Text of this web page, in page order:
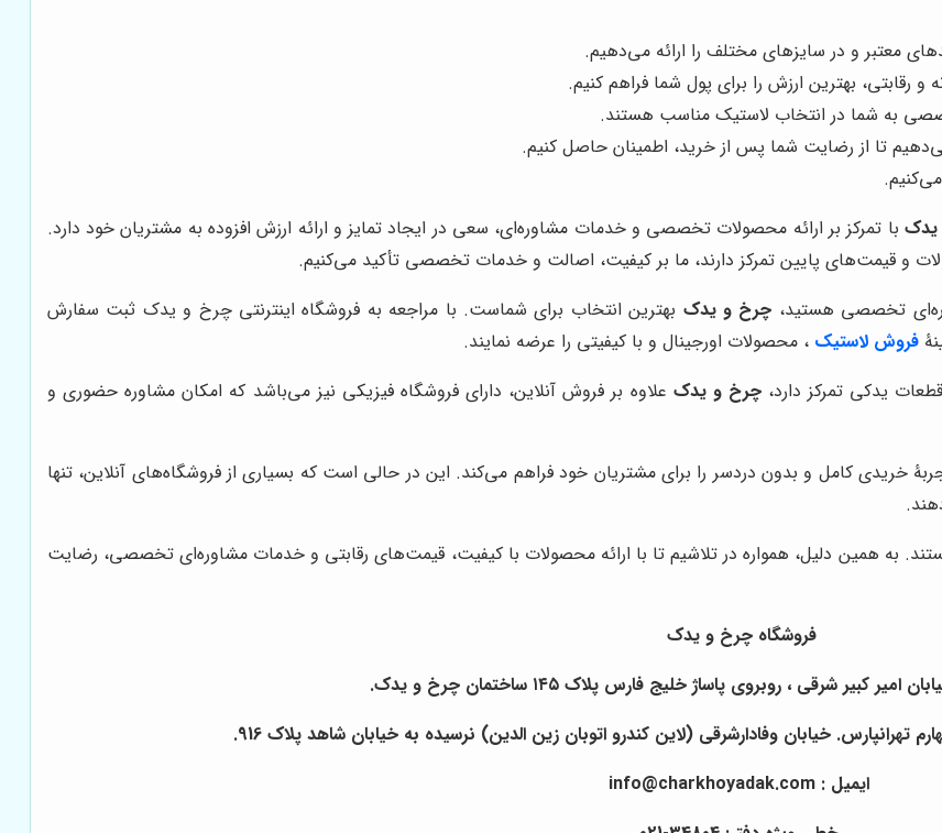
معتبر و در سایزهای مختلف را ارائه می‌دهیم.
رقابتی، بهترین ارزش را برای پول شما فراهم کنیم.
به شما در انتخاب لاستیک مناسب هستند.
تا از رضایت شما پس از خرید، اطمینان حاصل کنیم.
با تمرکز بر ارائه محصولات تخصصی و خدمات مشاوره‌ای، سعی در ایجاد تمایز و ارائه ارزش افزوده به مشتریان خود دارد.
و قیمت‌های پایین تمرکز دارند، ما بر کیفیت، اصالت و خدمات تخصصی تأکید می‌کنیم.
تخصصی هستید، چرخ و یدک بهترین انتخاب برای شماست. با مراجعه به فروشگاه اینترنتی چرخ و یدک ثبت سفارش
فروش لاستیک ، محصولات اورجینال و با کیفیتی را عرضه نمایند.
یدکی تمرکز دارد،چرخ و یدک علاوه بر فروش آنلاین، دارای فروشگاه فیزیکی نیز می‌باشد که امکان مشاوره حضوری و
خریدی کامل و بدون دردسر را برای مشتریان خود فراهم می‌کند. این در حالی است که بسیاری از فروشگاه‌های آنلاین، تنها
به همین دلیل، همواره در تلاشیم تا با ارائه محصولات با کیفیت، قیمت‌های رقابتی و خدمات مشاوره‌ای تخصصی، رضایت
فروشگاه چرخ و یدک
کبیر شرقی ، روبروی پاساژ خلیج فارس پلاک ۱۴۵ ساختمان چرخ و یدک.
خیابان وفادارشرقی (لاین کندرو اتوبان زین الدین) نرسیده به خیابان شاهد پلاک 916.
ایمیل : info@charkhoyadak.com